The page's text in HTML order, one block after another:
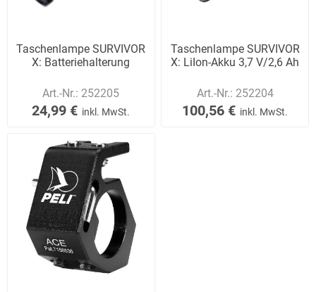
Taschenlampe SURVIVOR
X: Batteriehalterung
Art.-Nr.: 252205
24,99 € inkl. MwSt.
Taschenlampe SURVIVOR
X: LiIon-Akku 3,7 V/2,6 Ah
Art.-Nr.: 252204
100,56 € inkl. MwSt.